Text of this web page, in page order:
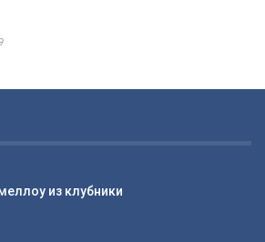
из клубники